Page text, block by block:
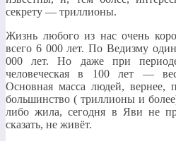
секрету — триллионы.
Жизнь любого из нас очень
всего 6 000 лет. По Ведизму
000 лет. Но даже при
человеческая в 100 лет —
Основная масса людей, вернее,
большинство ( триллионы и
либо жила, сегодня в Яви не
сказать, не живёт.